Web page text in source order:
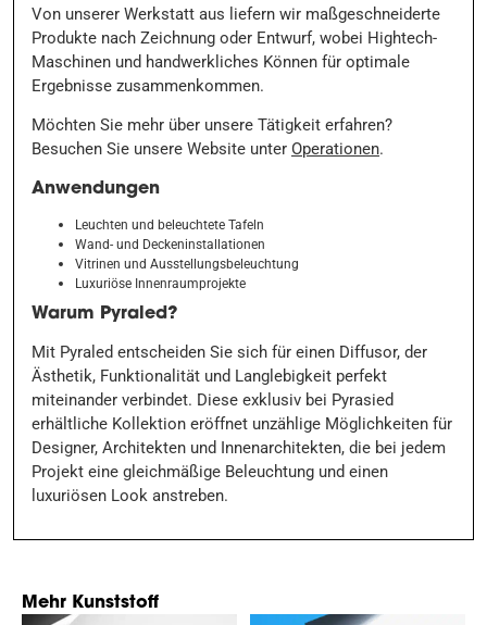
Von unserer Werkstatt aus liefern wir maßgeschneiderte
Produkte nach Zeichnung oder Entwurf, wobei Hightech-
Maschinen und handwerkliches Können für optimale
Ergebnisse zusammenkommen.
Möchten Sie mehr über unsere Tätigkeit erfahren?
Besuchen Sie unsere Website unter Operationen.
Anwendungen
Leuchten und beleuchtete Tafeln
Wand- und Deckeninstallationen
Vitrinen und Ausstellungsbeleuchtung
Luxuriöse Innenraumprojekte
Warum Pyraled?
Mit Pyraled entscheiden Sie sich für einen Diffusor, der
Ästhetik, Funktionalität und Langlebigkeit perfekt
miteinander verbindet. Diese exklusiv bei Pyrasied
erhältliche Kollektion eröffnet unzählige Möglichkeiten für
Designer, Architekten und Innenarchitekten, die bei jedem
Projekt eine gleichmäßige Beleuchtung und einen
luxuriösen Look anstreben.
Mehr Kunststoff